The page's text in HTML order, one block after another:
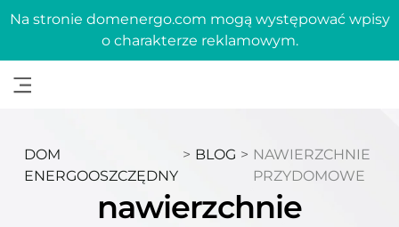
Na stronie domenergo.com mogą występować wpisy
o charakterze reklamowym.
DOM
ENERGOOSZCZĘDNY
> BLOG > NAWIERZCHNIE
PRZYDOMOWE
nawierzchnie